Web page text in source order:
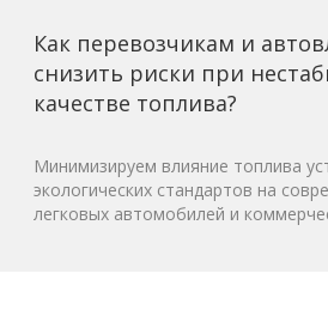
Как перевозчикам и
снизить риски при
качестве топлива?
Минимизируем влияние топлива
экологических стандартов на
легковых автомобилей и